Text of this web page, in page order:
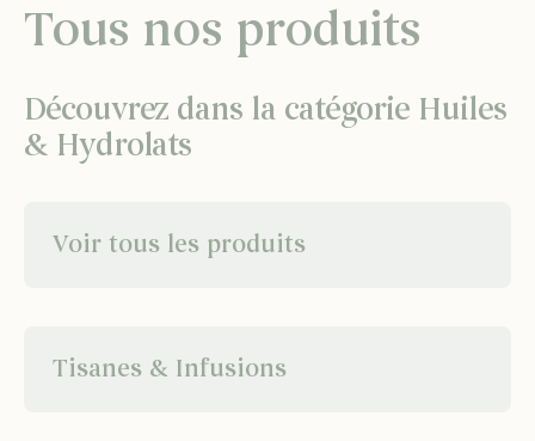
Tous nos produits
Découvrez dans la catégorie Huiles
& Hydrolats
Voir tous les produits
Tisanes & Infusions